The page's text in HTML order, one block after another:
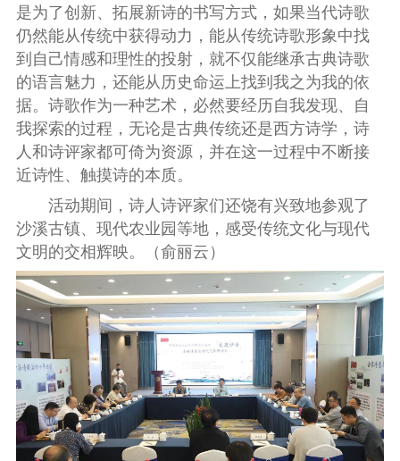
是为了创新、拓展新诗的书写方式，如果当代诗歌
仍然能从传统中获得动力，能从传统诗歌形象中找
到自己情感和理性的投射，就不仅能继承古典诗歌
的语言魅力，还能从历史命运上找到我之为我的依
据。诗歌作为一种艺术，必然要经历自我发现、自
我探索的过程，无论是古典传统还是西方诗学，诗
人和诗评家都可倚为资源，并在这一过程中不断接
近诗性、触摸诗的本质。
活动期间，诗人诗评家们还饶有兴致地参观了
沙溪古镇、现代农业园等地，感受传统文化与现代
文明的交相辉映。（俞丽云）